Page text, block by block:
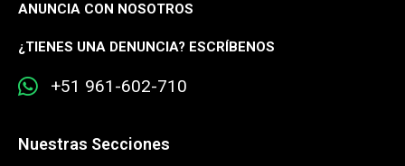
ANUNCIA CON NOSOTROS
¿TIENES UNA DENUNCIA? ESCRÍBENOS
+51 961-602-710
Nuestras Secciones